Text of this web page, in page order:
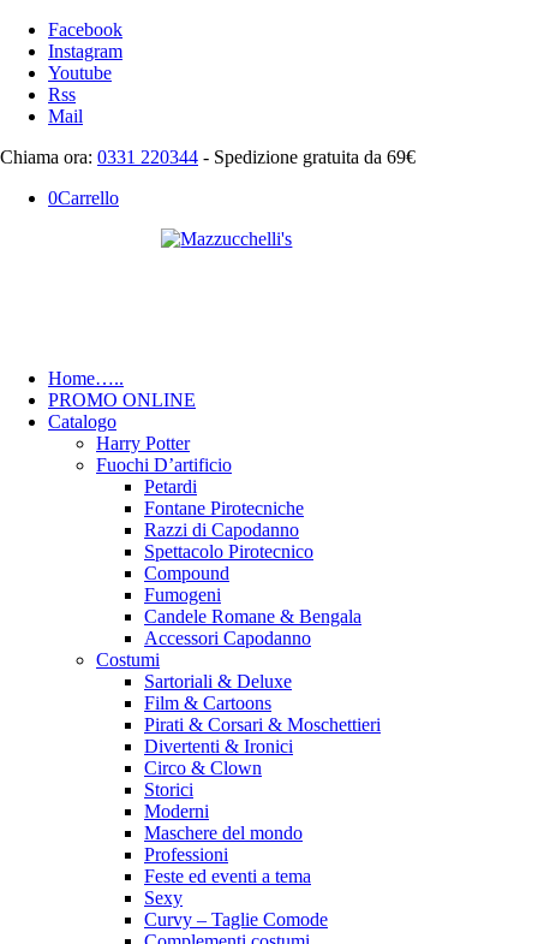
Facebook
Instagram
Youtube
Rss
Mail
Chiama ora: 0331 220344 - Spedizione gratuita da 69€
0Carrello
Home…..
PROMO ONLINE
Catalogo
Harry Potter
Fuochi D’artificio
Petardi
Fontane Pirotecniche
Razzi di Capodanno
Spettacolo Pirotecnico
Compound
Fumogeni
Candele Romane & Bengala
Accessori Capodanno
Costumi
Sartoriali & Deluxe
Film & Cartoons
Pirati & Corsari & Moschettieri
Divertenti & Ironici
Circo & Clown
Storici
Moderni
Maschere del mondo
Professioni
Feste ed eventi a tema
Sexy
Curvy – Taglie Comode